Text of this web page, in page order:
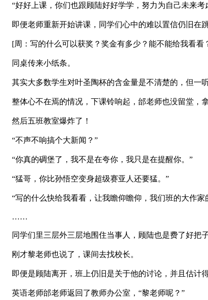
“好好上课，你们也跟顾陆好好学学，努力为自己未来考
即便老师重新开始讲课，同学们心中的难以置信仍旧在
[周：写的什么可以获奖？奖金有多少？能不能给我看看
同桌传来小纸条。
其实大多数学生对叶圣陶杯的含金量是不清楚的，但一
整体心不在焉的情况，下课铃响起，邰老师也没留堂，拿
然后五班教室爆炸了！
“不声不响搞个大新闻？”
“你真的碉堡了，我不是在夸你，我只是在提醒你。”
“猛哥，你比孙悟空变身超级赛亚人还要猛。”
“写的什么快给我看看，让我瞻仰瞻仰，我们班的大作家
……
同学们里三层外三层地围住当事人，顾陆也是费了好把
刚才黎老师也说了，课间去找校长。
即便是顾陆离开，班上仍旧是关于他的讨论，并且估计
英语老师邰老师返回了教师办公室，“黎老师呢？”